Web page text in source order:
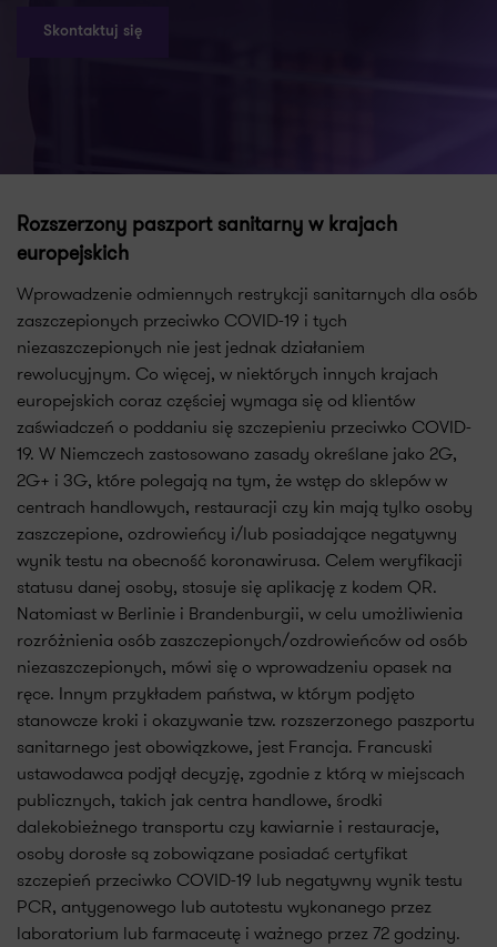
Skontaktuj się
Rozszerzony paszport sanitarny w krajach
europejskich
Wprowadzenie odmiennych restrykcji sanitarnych dla osób
zaszczepionych przeciwko COVID-19 i tych
niezaszczepionych nie jest jednak działaniem
rewolucyjnym. Co więcej, w niektórych innych krajach
europejskich coraz częściej wymaga się od klientów
zaświadczeń o poddaniu się szczepieniu przeciwko COVID-
19. W Niemczech zastosowano zasady określane jako 2G,
2G+ i 3G, które polegają na tym, że wstęp do sklepów w
centrach handlowych, restauracji czy kin mają tylko osoby
zaszczepione, ozdrowieńcy i/lub posiadające negatywny
wynik testu na obecność koronawirusa. Celem weryfikacji
statusu danej osoby, stosuje się aplikację z kodem QR.
Natomiast w Berlinie i Brandenburgii, w celu umożliwienia
rozróżnienia osób zaszczepionych/ozdrowieńców od osób
niezaszczepionych, mówi się o wprowadzeniu opasek na
ręce. Innym przykładem państwa, w którym podjęto
stanowcze kroki i okazywanie tzw. rozszerzonego paszportu
sanitarnego jest obowiązkowe, jest Francja. Francuski
ustawodawca podjął decyzję, zgodnie z którą w miejscach
publicznych, takich jak centra handlowe, środki
dalekobieżnego transportu czy kawiarnie i restauracje,
osoby dorosłe są zobowiązane posiadać certyfikat
szczepień przeciwko COVID-19 lub negatywny wynik testu
PCR, antygenowego lub autotestu wykonanego przez
laboratorium lub farmaceutę i ważnego przez 72 godziny.